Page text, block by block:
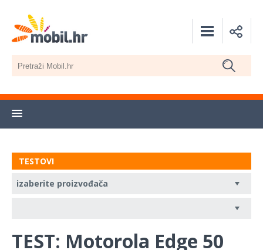
TESTOVI
TEST: Motorola Edge 50